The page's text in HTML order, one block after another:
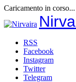
Caricamento in corso...
al
RSS
Facebook
Instagram
Twitter
Telegram